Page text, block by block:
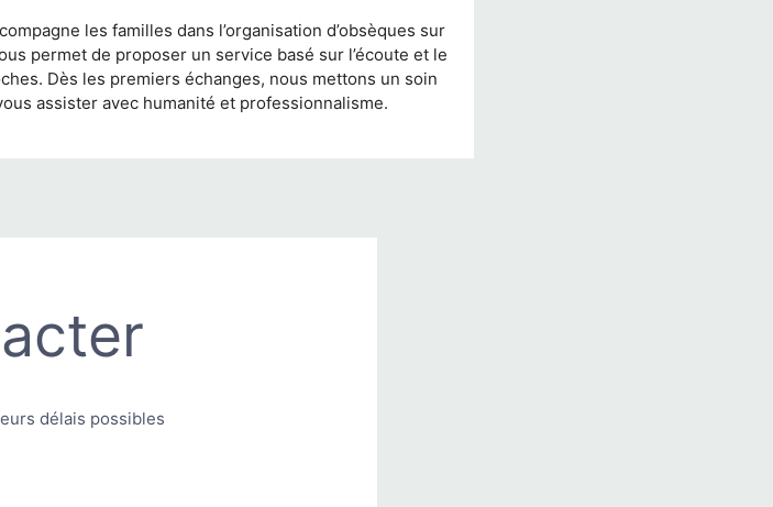
les familles dans l’organisation d’obsèques sur
permet de proposer un service basé sur l’écoute et le
Dès les premiers échanges, nous mettons un soin
assister avec humanité et professionnalisme.
délais possibles